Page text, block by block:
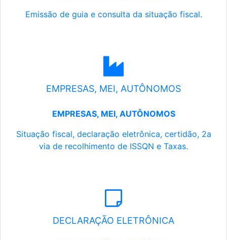
Emissão de guia e consulta da situação fiscal.
EMPRESAS, MEI, AUTÔNOMOS
EMPRESAS, MEI, AUTÔNOMOS
Situação fiscal, declaração eletrônica, certidão, 2a
via de recolhimento de ISSQN e Taxas.
DECLARAÇÃO ELETRÔNICA